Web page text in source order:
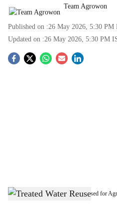
Team Agrowon
Published on :26 May 2026, 5:30 PM
Updated on :26 May 2026, 5:30 PM
S
Treated Industrial Water May Be Used for